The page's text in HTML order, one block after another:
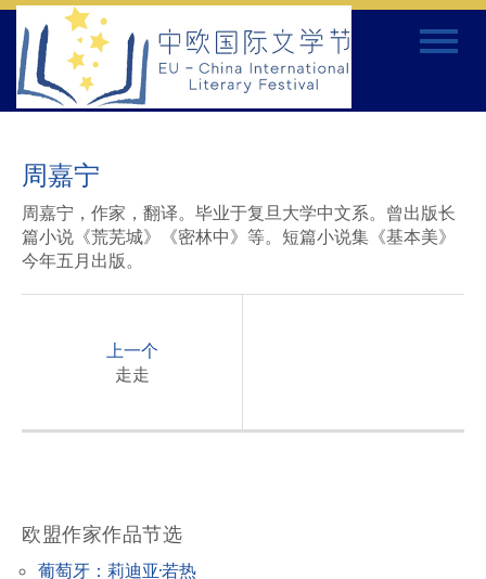
Skip
content
Toggle
周嘉宁
周嘉宁，作家，翻译。毕业于复旦大学中文系。曾出版长
篇小说《荒芜城》《密林中》等。短篇小说集《基本美》
今年五月出版。
v
i
上一个
走走
欧盟作家作品节选
葡萄牙：莉迪亚·若热